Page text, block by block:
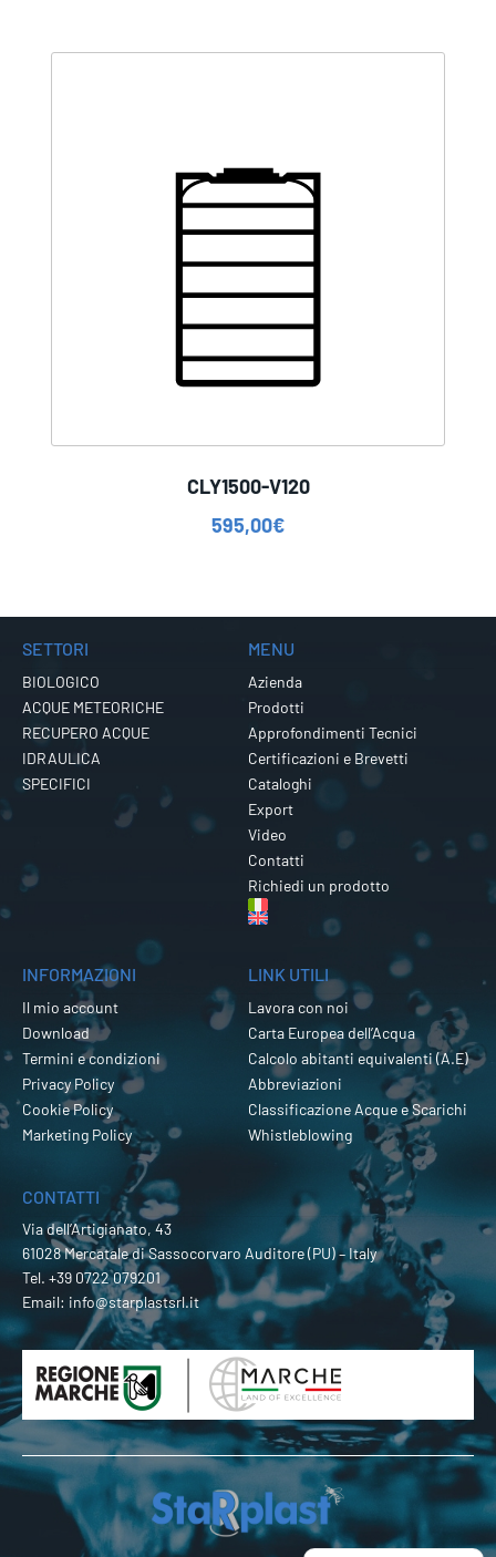
CLY1500-V120
595,00€
SETTORI
BIOLOGICO
ACQUE METEORICHE
RECUPERO ACQUE
IDRAULICA
SPECIFICI
MENU
Azienda
Prodotti
Approfondimenti Tecnici
Certificazioni e Brevetti
Cataloghi
Export
Video
Contatti
Richiedi un prodotto
INFORMAZIONI
Il mio account
Download
Termini e condizioni
Privacy Policy
Cookie Policy
Marketing Policy
LINK UTILI
Lavora con noi
Carta Europea dell’Acqua
Calcolo abitanti equivalenti (A.E)
Abbreviazioni
Classificazione Acque e Scarichi
Whistleblowing
CONTATTI
Via dell’Artigianato, 43
61028 Mercatale di Sassocorvaro Auditore (PU) – Italy
Tel. +39 0722 079201
Email: info@starplastsrl.it